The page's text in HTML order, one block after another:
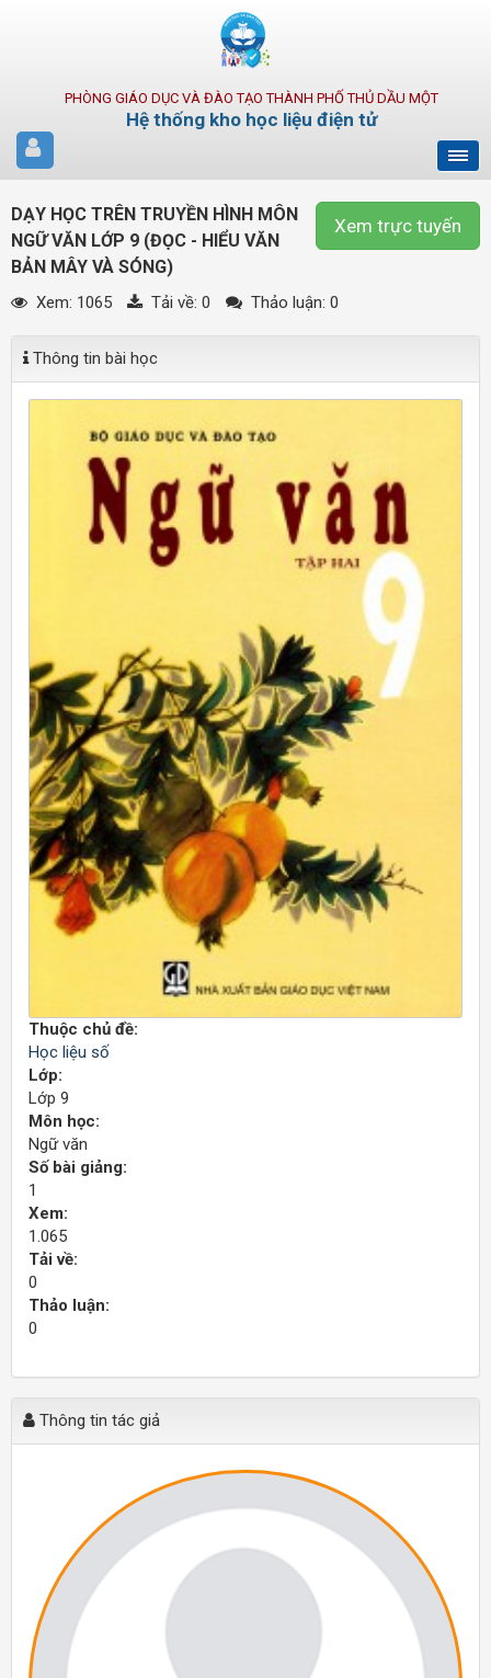
PHÒNG GIÁO DỤC VÀ ĐÀO TẠO THÀNH PHỐ THỦ DẦU MỘT
Hệ thống kho học liệu điện tử
Xem trực tuyến
DẠY HỌC TRÊN TRUYỀN HÌNH MÔN
NGỮ VĂN LỚP 9 (ĐỌC - HIỂU VĂN
BẢN MÂY VÀ SÓNG)
Xem: 1065 Tải về: 0 Thảo luận: 0
Thông tin bài học
Thuộc chủ đề:
Học liệu số
Lớp:
Lớp 9
Môn học:
Ngữ văn
Số bài giảng:
1
Xem:
1.065
Tải về:
0
Thảo luận:
0
Thông tin tác giả